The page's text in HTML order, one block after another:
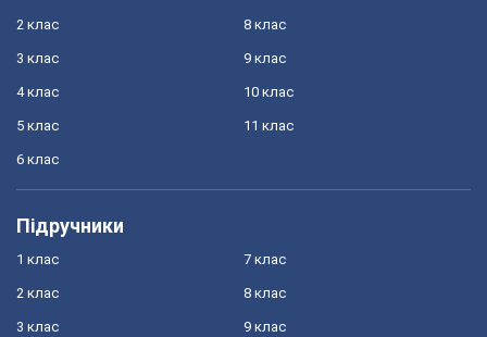
2 клас
3 клас
4 клас
5 клас
6 клас
8 клас
9 клас
10 клас
11 клас
Підручники
1 клас
2 клас
3 клас
7 клас
8 клас
9 клас